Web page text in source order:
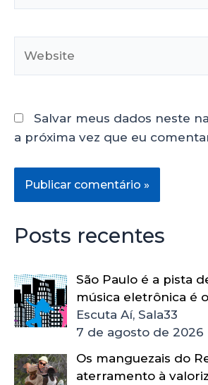
Salvar meus dados neste
a próxima vez que eu
Posts recentes
São Paulo é a pista
música eletrônica é
Escuta Aí, Sala33
7 de agosto de 2026
Os manguezais do
aterramento à